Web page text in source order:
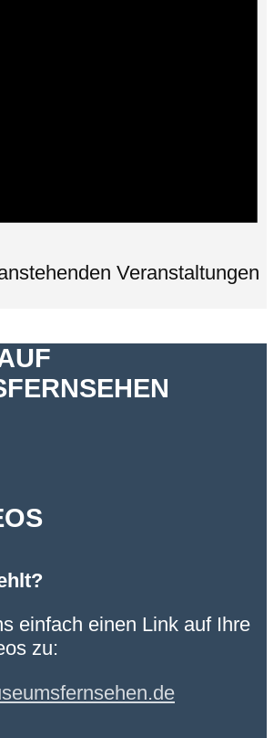
Veranstaltungen
einfach einen Link auf Ihre
zu: